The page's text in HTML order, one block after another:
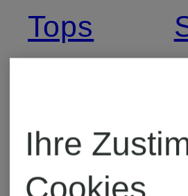
Tops
Bügel-
BHs
Ihre
Cookies